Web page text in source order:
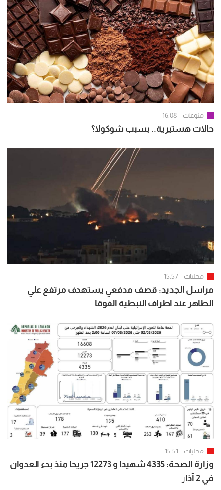
منوعات 16:08
حالات هستيرية.. بسبب شوكولا؟
محليات 15:57
مراسل الجديد: قصف مدفعي يستهدف مرتفع علي
الطاهر عند اطراف النبطية الفوقا
محليات 15:51
وزارة الصحة: 4335 شهيدا و 12273 جريحا منذ بدء العدوان
في 2 آذار